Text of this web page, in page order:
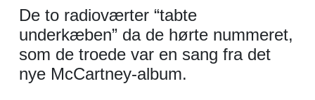
De to radioværter “tabte
underkæben” da de hørte nummeret,
som de troede var en sang fra det
nye McCartney-album.